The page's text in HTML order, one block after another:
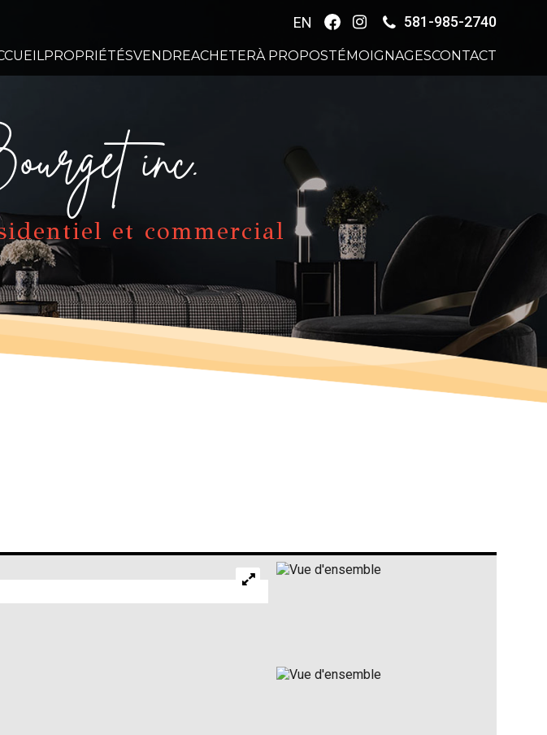
EN 581-985-2740
PROPRIÉTÉSVENDREACHETERÀ PROPOSTÉMOIGNAGESCONTACT
inc.
et commercial